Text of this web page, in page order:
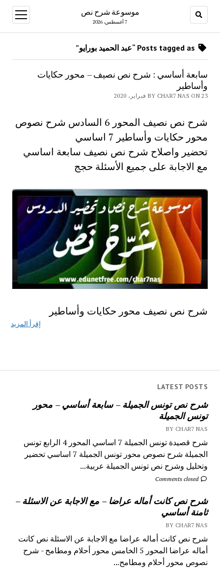
موسوعة شرح نص
7 أغسطس، 2026
open
menu
LATEST POSTS
شرح نص تونس الجميلة – سابعة أساسي – محور
تونس الجميلة
BY CHAR7 NAS
شرح قصيدة تونس الجميلة 7 اساسي المحور 4 الرابع تونس
الجميلة شرح نصوص محور تونس الجميلة 7 اساسي تحضير
وتحليل وشرح نص تونس الجميلة عربية...
Comments closed
شرح نص كانت أماله عراضا – مع الاجابة عن الاسئلة –
ثامنة أساسي
BY CHAR7 NAS
شرح نص كانت أماله عراضا مع الاجابة عن الاسئلة نص كانت
أماله عراضا المحور 5 الخامس محور أحلام ومطامح - شرح
نصوص محور أحلام ومطامح...
سابعة أساسي : شرح نص نصيف – محور حكايات
وأساطير
BY CHAR7 NAS ON 23 فبراير، 2020
شرح نص نصيف المحور 6 السادس شرح نصوص
محور حكايات وأساطير 7 اساسي
تحضير واصلاح شرح نص نصيف سابعة اساسي
مع الاجابة على جميع الأسئلة حجج
شرح نص نصيف محور حكايات وأساطير
إقرأ المزيد